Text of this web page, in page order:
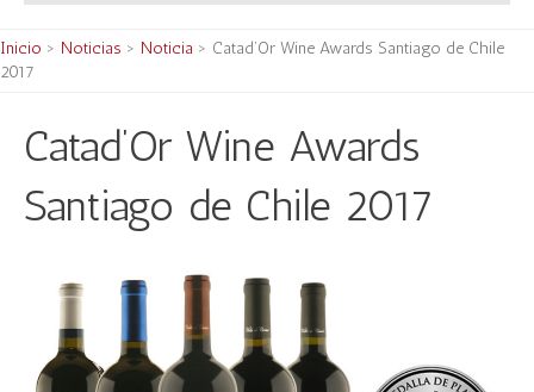
Inicio > Noticias > Noticia > Catad’Or Wine Awards Santiago de Chile
2017
Catad’Or Wine Awards
Santiago de Chile 2017